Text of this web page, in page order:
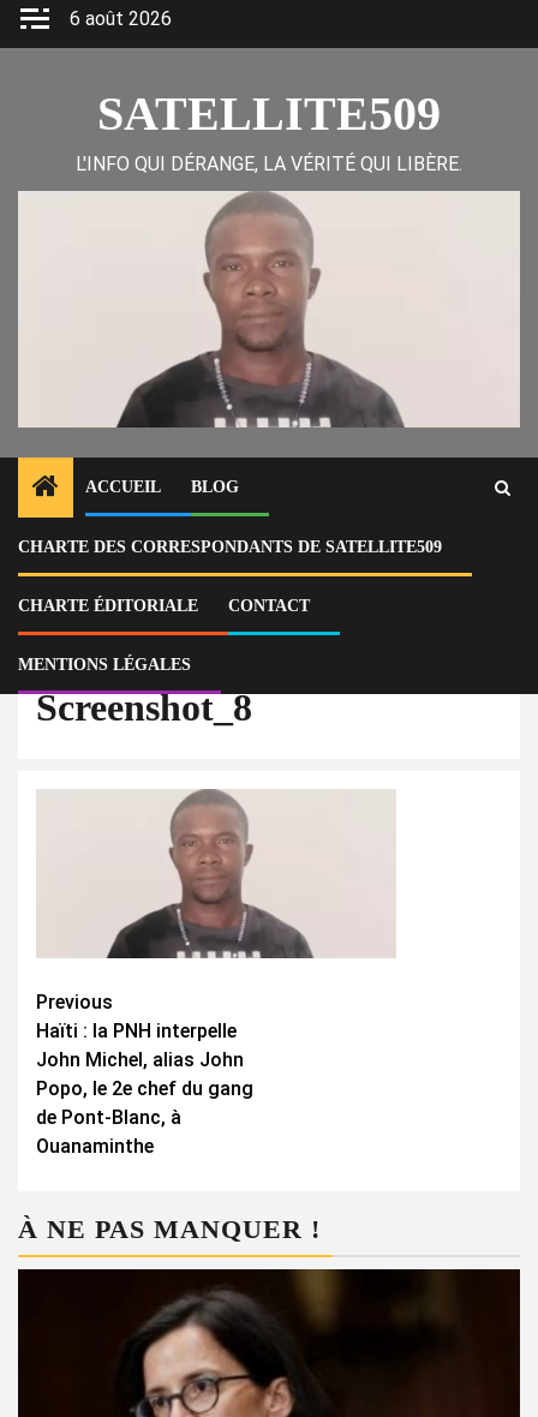
Skip
6 août 2026
SATELLITE509
L'INFO QUI DÉRANGE, LA VÉRITÉ QUI LIBÈRE.
ACCUEIL BLOG
CHARTE DES CORRESPONDANTS DE SATELLITE509
CHARTE ÉDITORIALE CONTACT
MENTIONS LÉGALES
Home
Actu
Haïti : la PNH interpelle John Michel, alias John Popo, le 2e chef du
gang de Pont-Blanc, à Ouanaminthe
Screenshot_8
Continue
Reading
Previous
Haïti : la PNH interpelle
John Michel, alias John
Popo, le 2e chef du gang
de Pont-Blanc, à
Ouanaminthe
À NE PAS MANQUER !